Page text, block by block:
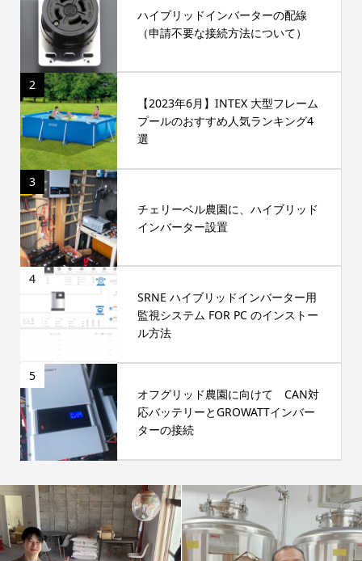
ハイブリッドインバーターの配線
（申請不要な接続方法について）
2
【2023年6月】INTEX 大型フレーム
プールのおすすめ人気ランキング4
選
3
チェリーベル農園に、ハイブリッド
インバーター設置
4
SRNE ハイブリッドインバーター用
監視システム FOR PC のインストー
ル方法
5
オフグリッド農園に向けて CAN対
応バッテリーとGROWATTインバー
ターの接続